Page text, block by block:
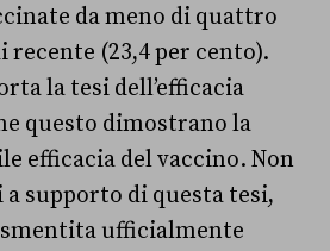
da meno di quattro
(23,4 per cento).
la tesi dell’efficacia
questo dimostrano la
efficacia del vaccino. Non
supporto di questa tesi,
smentita ufficialmente